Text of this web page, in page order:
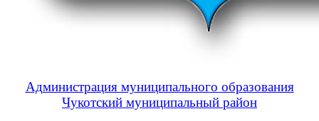
Администрация муниципального образования
Чукотский муниципальный район